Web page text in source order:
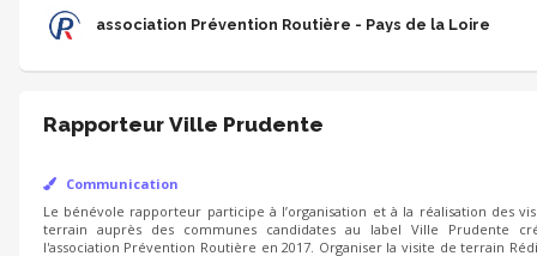
association Prévention Routière - Pays de la Loire
Rapporteur Ville Prudente
Communication
Le bénévole rapporteur participe à l’organisation et à la réalisation des
communes candidates au label Ville Prudente créé par l'association
Organiser la visite de terrain Rédiger un compte-rendu des visites de